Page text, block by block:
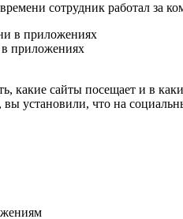
сотрудник работал за
приложениях
какие сайты посещает и в
установили, что на